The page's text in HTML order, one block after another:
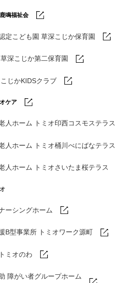
鳴福祉会
定こども園 草深こじか保育園
深こじか第二保育園
じかKIDSクラブ
ケア
人ホーム トミオ印西コスモステラス
人ホーム トミオ桶川べにばなテラス
人ホーム トミオさいたま桜テラス
ーシングホーム
B型事業所 トミオワーク源町
ミオのわ
障がい者グループホーム